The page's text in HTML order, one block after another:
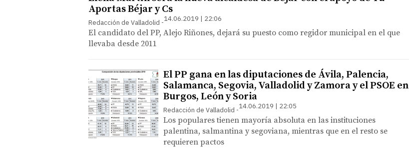
Aportas Béjar y Cs
Redacción de Valladolid 14.06.2019 | 22:06
El candidato del PP, Alejo Riñones, dejará su puesto como regidor municipal en el que
llevaba desde 2011
El PP gana en las diputaciones de Ávila, Palencia,
Salamanca, Segovia, Valladolid y Zamora y el PSOE en
Burgos, León y Soria
Redacción de Valladolid 14.06.2019 | 22:05
Los populares tienen mayoría absoluta en las instituciones
palentina, salmantina y segoviana, mientras que en el resto se
requieren pactos